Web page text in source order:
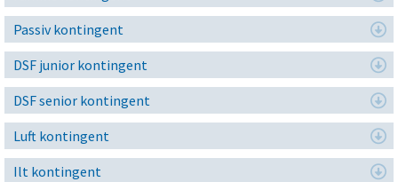
Passiv kontingent
DSF junior kontingent
DSF senior kontingent
Luft kontingent
Ilt kontingent